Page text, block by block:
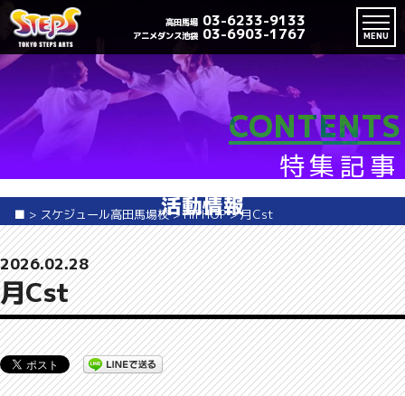
高田馬場 03-6233-9133
アニメダンス池袋 03-6903-1767 MENU
CONTENTS
特集記事
■ > スケジュール高田馬場校>HIPHOP>月Cst
活動情報
2026.02.28
月Cst